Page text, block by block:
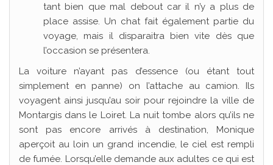
tant bien que mal debout car il n’y a plus de
place assise. Un chat fait également partie du
voyage, mais il disparaitra bien vite dès que
l’occasion se présentera.
La voiture n’ayant pas d’essence (ou étant tout
simplement en panne) on l’attache au camion. Ils
voyagent ainsi jusqu’au soir pour rejoindre la ville de
Montargis dans le Loiret. La nuit tombe alors qu’ils ne
sont pas encore arrivés à destination, Monique
aperçoit au loin un grand incendie, le ciel est rempli
de fumée. Lorsqu’elle demande aux adultes ce qui est